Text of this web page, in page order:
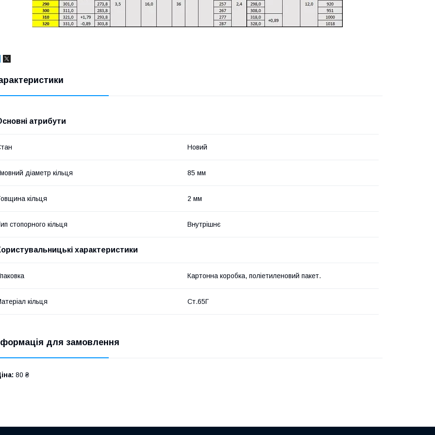
атрибути
Новий
діаметр кільця 85 мм
кільця 2 мм
стопорного кільця Внутрішнє
характеристики
Картонна коробка, поліетиленовий пакет.
кільця Ст.65Г
для замовлення
80 ₴